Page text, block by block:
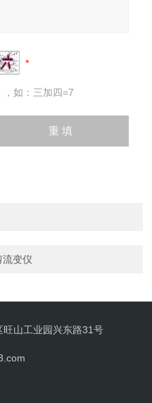
如：三加四=7
变仪
山工业园兴东路31号